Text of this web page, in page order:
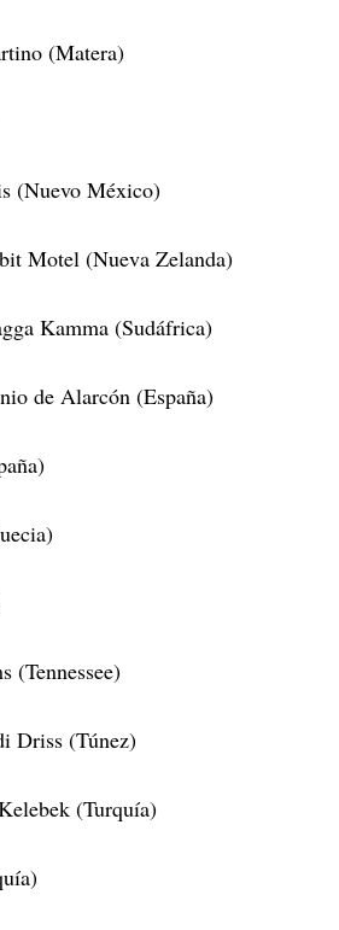
(Matera)
(Nuevo México)
Motel (Nueva Zelanda)
Kamma (Sudáfrica)
de Alarcón (España)
(Tennessee)
Driss (Túnez)
(Turquía)